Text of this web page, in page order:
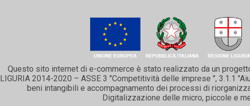
Questo sito internet di e-commerce è stato realizzato da un
LIGURIA 2014-2020 – ASSE 3 "Competitività delle imprese ", 3.1.1
beni intangibili e accompagnamento dei processi di
Digitalizzazione delle micro, piccole e